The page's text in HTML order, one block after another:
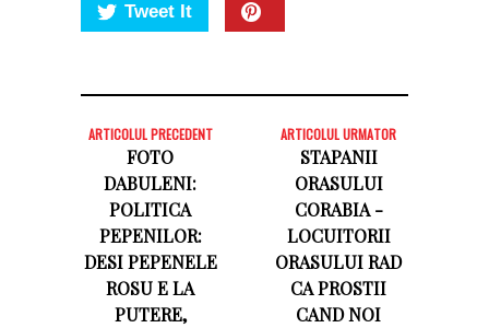
Tweet It
ARTICOLUL PRECEDENT
FOTO
DABULENI:
POLITICA
PEPENILOR:
DESI PEPENELE
ROSU E LA
PUTERE,
ARTICOLUL URMATOR
STAPANII
ORASULUI
CORABIA -
LOCUITORII
ORASULUI RAD
CA PROSTII
CAND NOI